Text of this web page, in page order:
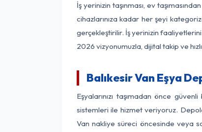
İş yerinizin taşınması, ev
cihazlarınıza kadar her şeyi
gerçekleştirilir. İş yerinizin
2026 vizyonumuzla, dijital takip ve
Balıkesir Van Eşya
Eşyalarınızı taşımadan önce
sistemleri ile hizmet veriyoruz.
Van nakliye süreci öncesinde veya